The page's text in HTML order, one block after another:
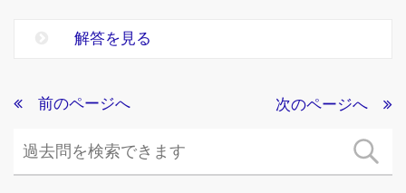
解答を見る
前のページへ 次のページへ